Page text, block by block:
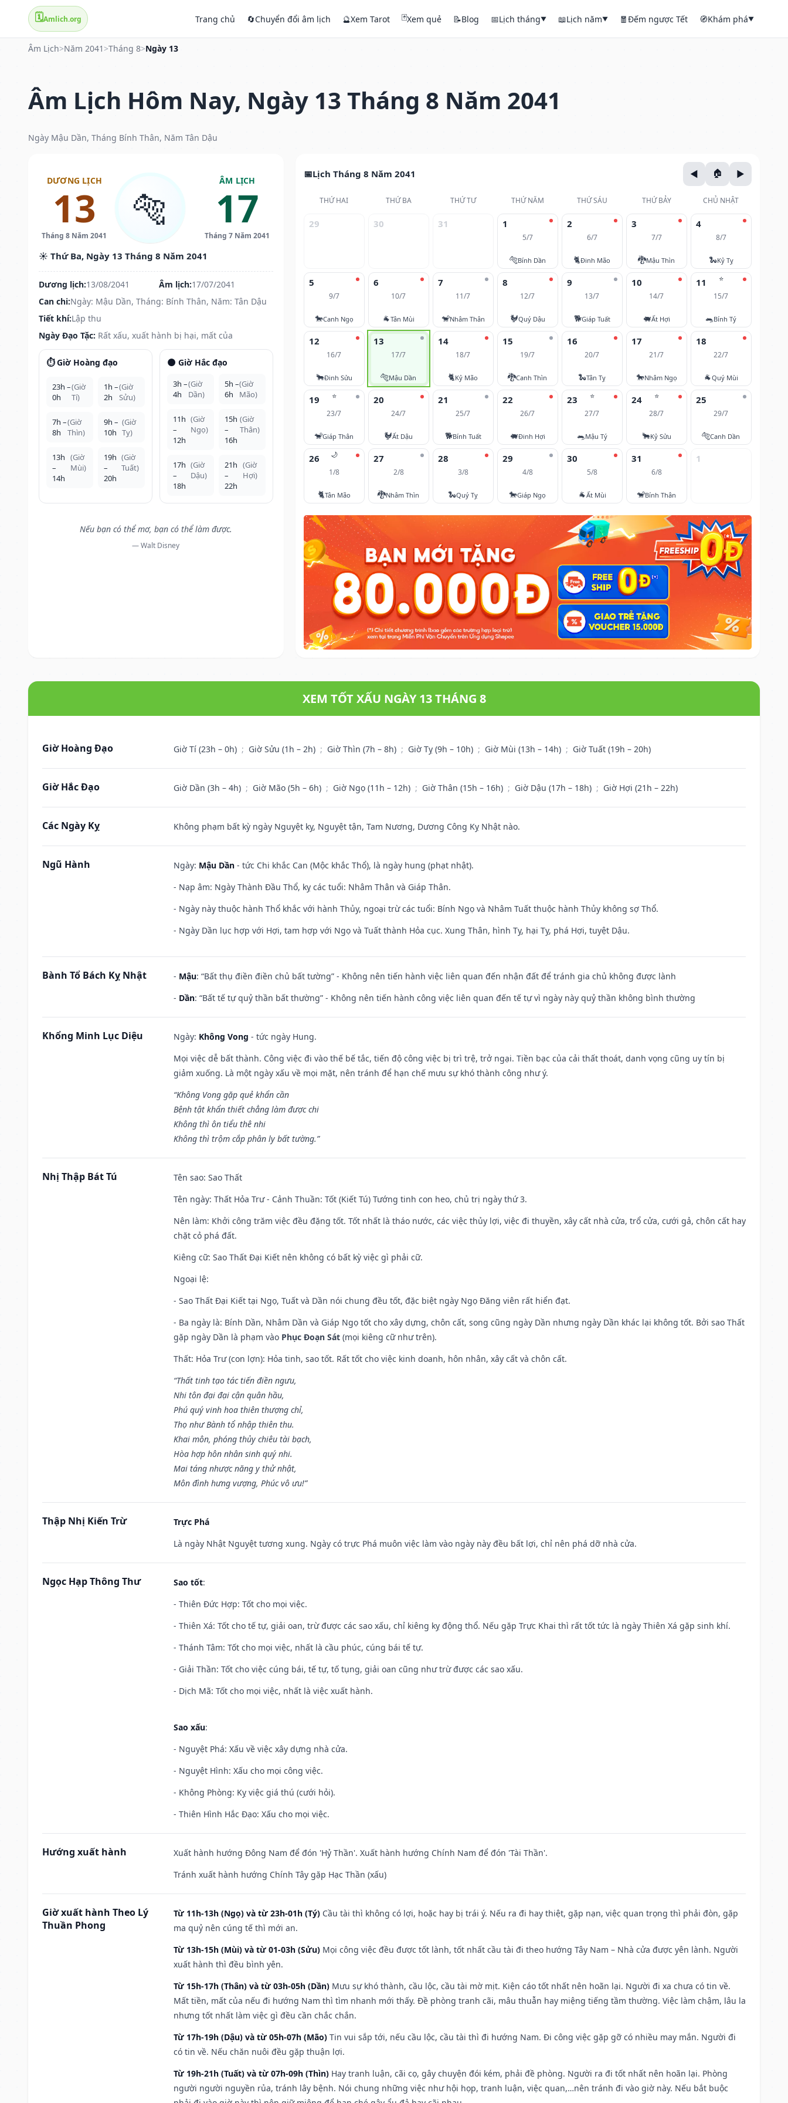
🗓️Amlich.org Trang chủ 🔄Chuyển đổi âm lịch 🔮Xem Tarot 🃏Xem quẻ 📝Blog 📅Lịch tháng▼ 📖Lịch năm▼ 🧧Đếm ngược Tết 🧭Khám phá▼
Âm Lịch>Năm 2041 >Tháng 8>Ngày 13
Âm Lịch Hôm Nay, Ngày 13 Tháng 8 Năm 2041
Ngày Mậu Dần, Tháng Bính Thân, Năm Tân Dậu
DƯƠNG LỊCH
13
Tháng 8 Năm 2041
🐅
ÂM LỊCH
17
Tháng 7 Năm 2041
☀️ Thứ Ba, Ngày 13 Tháng 8 Năm 2041
Dương lịch:13/08/2041 Âm lịch:17/07/2041
Can chi:Ngày: Mậu Dần, Tháng: Bính Thân, Năm: Tân Dậu
Tiết khí:Lập thu
Ngày Đạo Tặc: Rất xấu, xuất hành bị hại, mất của
⏱️ Giờ Hoàng đạo
23h –
0h
(Giờ
Tí)
1h –
2h
(Giờ
Sửu)
7h –
8h
(Giờ
Thìn)
9h –
10h
(Giờ
Tỵ)
13h
–
14h
(Giờ
Mùi)
19h
–
20h
(Giờ
Tuất)
🌑 Giờ Hắc đạo
3h –
4h
(Giờ
Dần)
5h –
6h
(Giờ
Mão)
11h
–
12h
(Giờ
Ngọ)
15h
–
16h
(Giờ
Thân)
17h
–
18h
(Giờ
Dậu)
21h
–
22h
(Giờ
Hợi)
Nếu bạn có thể mơ, bạn có thể làm được.
— Walt Disney
Lịch Tháng 8 Năm 2041
THỨ HAI THỨ BA THỨ TƯ THỨ NĂM THỨ SÁU THỨ BẢY CHỦ NHẬT
29 30 31 1
5/7
🐅Bính Dần
2
6/7
🐈Đinh Mão
3
7/7
🐉Mậu Thìn
4
8/7
🐍Kỷ Tỵ
5
9/7
🐎Canh Ngọ
6
10/7
🐐Tân Mùi
7
11/7
🐒Nhâm Thân
8
12/7
🐓Quý Dậu
9
13/7
🐕Giáp Tuất
10
14/7
🐖Ất Hợi
⭐
11
15/7
🐀Bính Tý
12
16/7
🐂Đinh Sửu
13
17/7
🐅Mậu Dần
14
18/7
🐈Kỷ Mão
15
19/7
🐉Canh Thìn
16
20/7
🐍Tân Tỵ
17
21/7
🐎Nhâm Ngọ
18
22/7
🐐Quý Mùi
⭐
19
23/7
🐒Giáp Thân
20
24/7
🐓Ất Dậu
21
25/7
🐕Bính Tuất
22
26/7
🐖Đinh Hợi
⭐
23
27/7
🐀Mậu Tý
⭐
24
28/7
🐂Kỷ Sửu
25
29/7
🐅Canh Dần
🌙
26
1/8
🐈Tân Mão
27
2/8
🐉Nhâm Thìn
28
3/8
🐍Quý Tỵ
29
4/8
🐎Giáp Ngọ
30
5/8
🐐Ất Mùi
31
6/8
🐒Bính Thân
1
XEM TỐT XẤU NGÀY 13 THÁNG 8
Giờ Hoàng Đạo Giờ Tí (23h – 0h) ; Giờ Sửu (1h – 2h) ; Giờ Thìn (7h – 8h) ; Giờ Tỵ (9h – 10h) ; Giờ Mùi (13h – 14h) ; Giờ Tuất (19h – 20h)
Giờ Hắc Đạo Giờ Dần (3h – 4h) ; Giờ Mão (5h – 6h) ; Giờ Ngọ (11h – 12h) ; Giờ Thân (15h – 16h) ; Giờ Dậu (17h – 18h) ; Giờ Hợi (21h – 22h)
Các Ngày Kỵ Không phạm bất kỳ ngày Nguyệt kỵ, Nguyệt tận, Tam Nương, Dương Công Kỵ Nhật nào.
Ngũ Hành Ngày: Mậu Dần - tức Chi khắc Can (Mộc khắc Thổ), là ngày hung (phạt nhật).
- Nạp âm: Ngày Thành Đầu Thổ, kỵ các tuổi: Nhâm Thân và Giáp Thân.
- Ngày này thuộc hành Thổ khắc với hành Thủy, ngoại trừ các tuổi: Bính Ngọ và Nhâm Tuất thuộc hành Thủy không sợ Thổ.
- Ngày Dần lục hợp với Hợi, tam hợp với Ngọ và Tuất thành Hỏa cục. Xung Thân, hình Tỵ, hại Tỵ, phá Hợi, tuyệt Dậu.
Bành Tổ Bách Kỵ Nhật - Mậu: “Bất thụ điền điền chủ bất tường” - Không nên tiến hành việc liên quan đến nhận đất để tránh gia chủ không được lành
- Dần: “Bất tế tự quỷ thần bất thường” - Không nên tiến hành công việc liên quan đến tế tự vì ngày này quỷ thần không bình thường
Khổng Minh Lục Diệu Ngày: Không Vong - tức ngày Hung.
Mọi việc dễ bất thành. Công việc đi vào thế bế tắc, tiến độ công việc bị trì trệ, trở ngại. Tiền bạc của cải thất thoát, danh vọng cũng uy tín bị
giảm xuống. Là một ngày xấu về mọi mặt, nên tránh để hạn chế mưu sự khó thành công như ý.
“Không Vong gặp quẻ khẩn cần
Bệnh tật khẩn thiết chẳng làm được chi
Không thì ôn tiểu thê nhi
Không thì trộm cắp phân ly bất tường.”
Nhị Thập Bát Tú Tên sao: Sao Thất
Tên ngày: Thất Hỏa Trư - Cảnh Thuần: Tốt (Kiết Tú) Tướng tinh con heo, chủ trị ngày thứ 3.
Nên làm: Khởi công trăm việc đều đặng tốt. Tốt nhất là tháo nước, các việc thủy lợi, việc đi thuyền, xây cất nhà cửa, trổ cửa, cưới gả, chôn cất hay
chặt cỏ phá đất.
Kiêng cữ: Sao Thất Đại Kiết nên không có bất kỳ việc gì phải cữ.
Ngoại lệ:
- Sao Thất Đại Kiết tại Ngọ, Tuất và Dần nói chung đều tốt, đặc biệt ngày Ngọ Đăng viên rất hiển đạt.
- Ba ngày là: Bính Dần, Nhâm Dần và Giáp Ngọ tốt cho xây dựng, chôn cất, song cũng ngày Dần nhưng ngày Dần khác lại không tốt. Bởi sao Thất
gặp ngày Dần là phạm vào Phục Đoạn Sát (mọi kiêng cữ như trên).
Thất: Hỏa Trư (con lợn): Hỏa tinh, sao tốt. Rất tốt cho việc kinh doanh, hôn nhân, xây cất và chôn cất.
“Thất tinh tạo tác tiến điền ngưu,
Nhi tôn đại đại cận quân hầu,
Phú quý vinh hoa thiên thượng chỉ,
Thọ như Bành tổ nhập thiên thu.
Khai môn, phóng thủy chiêu tài bạch,
Hòa hợp hôn nhân sinh quý nhi.
Mai táng nhược năng y thử nhật,
Môn đình hưng vượng, Phúc vô ưu!”
Thập Nhị Kiến Trừ
Trực Phá
Là ngày Nhật Nguyệt tương xung. Ngày có trực Phá muôn việc làm vào ngày này đều bất lợi, chỉ nên phá dỡ nhà cửa.
Ngọc Hạp Thông Thư Sao tốt:
- Thiên Đức Hợp: Tốt cho mọi việc.
- Thiên Xá: Tốt cho tế tự, giải oan, trừ được các sao xấu, chỉ kiêng kỵ động thổ. Nếu gặp Trực Khai thì rất tốt tức là ngày Thiên Xá gặp sinh khí.
- Thánh Tâm: Tốt cho mọi việc, nhất là cầu phúc, cúng bái tế tự.
- Giải Thần: Tốt cho việc cúng bái, tế tự, tố tụng, giải oan cũng như trừ được các sao xấu.
- Dịch Mã: Tốt cho mọi việc, nhất là việc xuất hành.
Sao xấu:
- Nguyệt Phá: Xấu về việc xây dựng nhà cửa.
- Nguyệt Hình: Xấu cho mọi công việc.
- Không Phòng: Kỵ việc giá thú (cưới hỏi).
- Thiên Hình Hắc Đạo: Xấu cho mọi việc.
Hướng xuất hành
Xuất hành hướng Đông Nam để đón 'Hỷ Thần'. Xuất hành hướng Chính Nam để đón 'Tài Thần'.
Tránh xuất hành hướng Chính Tây gặp Hạc Thần (xấu)
Giờ xuất hành Theo Lý
Thuần Phong
Từ 11h-13h (Ngọ) và từ 23h-01h (Tý) Cầu tài thì không có lợi, hoặc hay bị trái ý. Nếu ra đi hay thiệt, gặp nạn, việc quan trọng thì phải đòn, gặp
ma quỷ nên cúng tế thì mới an.
Từ 13h-15h (Mùi) và từ 01-03h (Sửu) Mọi công việc đều được tốt lành, tốt nhất cầu tài đi theo hướng Tây Nam – Nhà cửa được yên lành. Người
xuất hành thì đều bình yên.
Từ 15h-17h (Thân) và từ 03h-05h (Dần) Mưu sự khó thành, cầu lộc, cầu tài mờ mịt. Kiện cáo tốt nhất nên hoãn lại. Người đi xa chưa có tin về.
Mất tiền, mất của nếu đi hướng Nam thì tìm nhanh mới thấy. Đề phòng tranh cãi, mâu thuẫn hay miệng tiếng tầm thường. Việc làm chậm, lâu la
nhưng tốt nhất làm việc gì đều cần chắc chắn.
Từ 17h-19h (Dậu) và từ 05h-07h (Mão) Tin vui sắp tới, nếu cầu lộc, cầu tài thì đi hướng Nam. Đi công việc gặp gỡ có nhiều may mắn. Người đi
có tin về. Nếu chăn nuôi đều gặp thuận lợi.
Từ 19h-21h (Tuất) và từ 07h-09h (Thìn) Hay tranh luận, cãi cọ, gây chuyện đói kém, phải đề phòng. Người ra đi tốt nhất nên hoãn lại. Phòng
người người nguyền rủa, tránh lây bệnh. Nói chung những việc như hội họp, tranh luận, việc quan,…nên tránh đi vào giờ này. Nếu bắt buộc